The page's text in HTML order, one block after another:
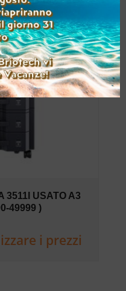
3511I USATO A3
49999 )
i prezzi